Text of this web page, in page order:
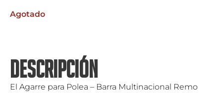
Agotado
DESCRIPCIÓN
El Agarre para Polea – Barra Multinacional Remo